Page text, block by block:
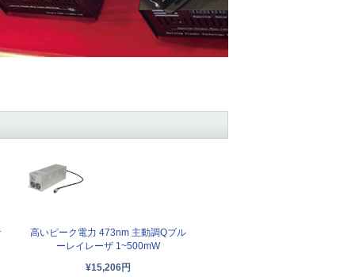
高いピーク電力 473nm 主動調Qブル
ーレイレーザ 1~500mW
¥15,206円